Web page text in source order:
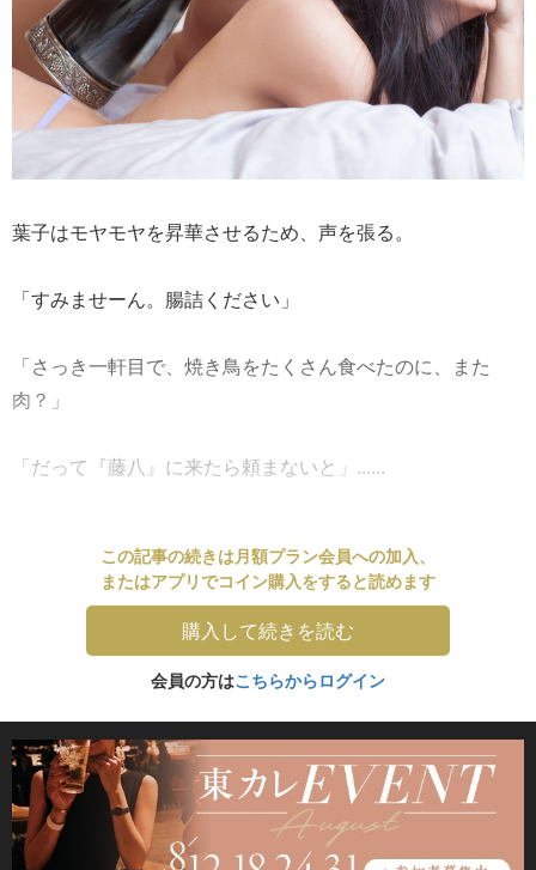
葉子はモヤモヤを昇華させるため、声を張る。
「すみませーん。腸詰ください」
「さっき一軒目で、焼き鳥をたくさん食べたのに、また
肉？」
「だって『藤八』に来たら頼まないと」......
この記事の続きは月額プラン会員への加入、
またはアプリでコイン購入をすると読めます
購入して続きを読む
会員の方はこちらからログイン